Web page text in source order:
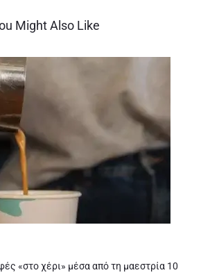
Might Also Like
«στο χέρι» μέσα από τη μαεστρία 10